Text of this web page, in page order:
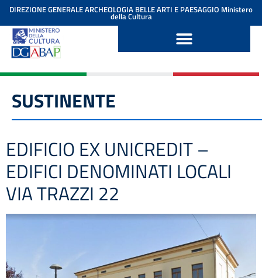
contenuto
DIREZIONE GENERALE ARCHEOLOGIA BELLE ARTI E PAESAGGIO Ministero
della Cultura
SUSTINENTE
EDIFICIO EX UNICREDIT –
EDIFICI DENOMINATI LOCALI
VIA TRAZZI 22